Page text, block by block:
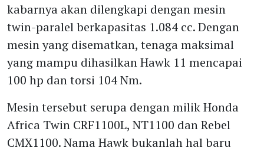
kabarnya akan dilengkapi dengan mesin
twin-paralel berkapasitas 1.084 cc. Dengan
mesin yang disematkan, tenaga maksimal
yang mampu dihasilkan Hawk 11 mencapai
100 hp dan torsi 104 Nm.
Mesin tersebut serupa dengan milik Honda
Africa Twin CRF1100L, NT1100 dan Rebel
CMX1100. Nama Hawk bukanlah hal baru